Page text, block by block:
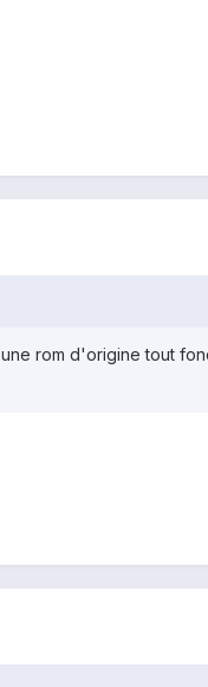
rom d'origine tout